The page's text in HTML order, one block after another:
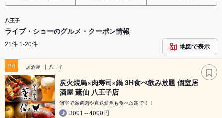
八王子
ライブ・ショーのグルメ・クーポン情報
21件 1-20件 地図で表示
PR 居酒屋 八王子
炭火焼鳥×肉寿司×鍋 3H食べ飲み放題 個室居
酒屋 薫仙 八王子店
個室で厳選肉や直送鮮魚も食べ放題で！！
3001～4000円